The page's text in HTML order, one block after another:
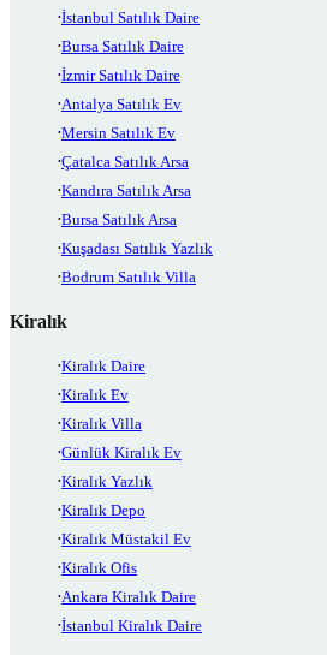
İstanbul Satılık Daire
Bursa Satılık Daire
İzmir Satılık Daire
Antalya Satılık Ev
Mersin Satılık Ev
Çatalca Satılık Arsa
Kandıra Satılık Arsa
Bursa Satılık Arsa
Kuşadası Satılık Yazlık
Bodrum Satılık Villa
Kiralık
Kiralık Daire
Kiralık Ev
Kiralık Villa
Günlük Kiralık Ev
Kiralık Yazlık
Kiralık Depo
Kiralık Müstakil Ev
Kiralık Ofis
Ankara Kiralık Daire
İstanbul Kiralık Daire